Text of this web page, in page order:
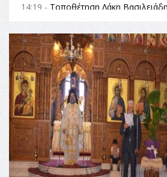
14:19 - Τοποθέτηση Λάκη
Αναθεώρηση του Συντάγματος: «Σε
θεσμικές διαδικασίες υπάρχει μόνο
στις επόμενες γενιές»
16:35 -Το πρόγραμμα του ΠΑΟΚ
Champions League!
16:27 -Όλυμπος: Εντάχθηκε στον
Κληρονομιάς της UNESCO –
Όλυμπος αναγνωρίστηκε ως φυσικό
αγαθό εξέχουσας οικουμενικής
ανθρωπότητα
16:18 -ΕΝΟΡΙΑΚΕΣ ΚΑΛΟΚΑΙΡΙΝΕΣ
ΣΤΗΝ ΕΔΕΣΣΑ